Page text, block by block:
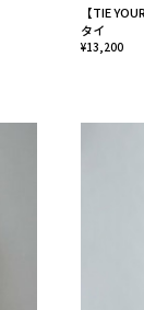
【TIE
タイ
¥13,200